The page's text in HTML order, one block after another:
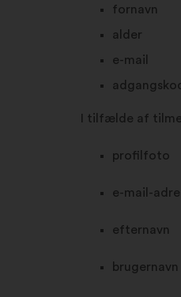
fornavn
alder
e-mail
I tilfælde af
profilfoto
e-mail-
efternavn